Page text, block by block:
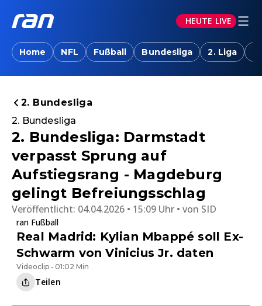
HEUTE LIVE
Home NFL Fußball Bundesliga 2. Liga
2. Bundesliga
2. Bundesliga
2. Bundesliga: Darmstadt
verpasst Sprung auf
Aufstiegsrang - Magdeburg
gelingt Befreiungsschlag
Veröffentlicht: 04.04.2026 • 15:09 Uhr von SID
ran Fußball
Real Madrid: Kylian Mbappé soll Ex-
Schwarm von Vinicius Jr. daten
Videoclip • 01:02 Min
Teilen